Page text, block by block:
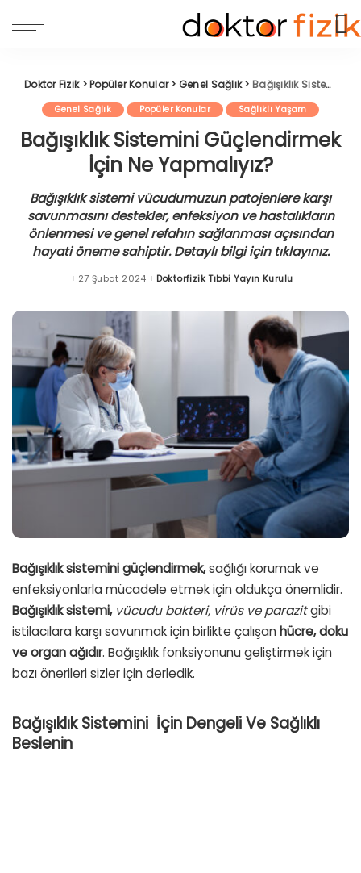
Doktor Fizik>Popüler Konular> Genel Sağlık> Bağışıklık Sistemini Güçlendirmek İçin Ne Yapmalıyız?
Genel Sağlık Popüler Konular Sağlıklı Yaşam
Bağışıklık Sistemini Güçlendirmek
İçin Ne Yapmalıyız?
Bağışıklık sistemi vücudumuzun patojenlere karşı
savunmasını destekler, enfeksiyon ve hastalıkların
önlenmesi ve genel refahın sağlanması açısından
hayati öneme sahiptir. Detaylı bilgi için tıklayınız.
27 Şubat 2024Posted
Doktorfizik Tıbbi Yayın Kurulu
Bağışıklık sistemini güçlendirmek,sağlığı korumak ve
enfeksiyonlarla mücadele etmek için oldukça önemlidir.
Bağışıklık sistemi, vücudu bakteri, virüs ve parazitgibi
istilacılara karşı savunmak için birlikte çalışan hücre, doku
ve organ ağıdır. Bağışıklık fonksiyonunu geliştirmek için
bazı önerileri sizler için derledik.
Bağışıklık Sistemini İçin Dengeli Ve Sağlıklı
Beslenin